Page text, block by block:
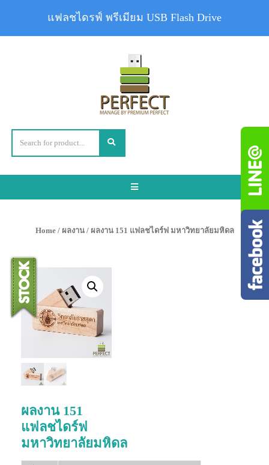
Toggle
Home/ ผลงาน/ ผลงาน 151 แฟลชไดร์ฟ มหาวิทยาลัยมหิดล
ผลงาน 151
แฟลชไดร์ฟ
มหาวิทยาลัยมหิดล
แฟลชไดรฟ์ พรีเมียม USB Flash Drive